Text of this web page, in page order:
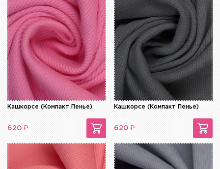
Кашкорсе (Компакт Пенье)
620 ₽
Кашкорсе (Компакт Пенье)
620 ₽